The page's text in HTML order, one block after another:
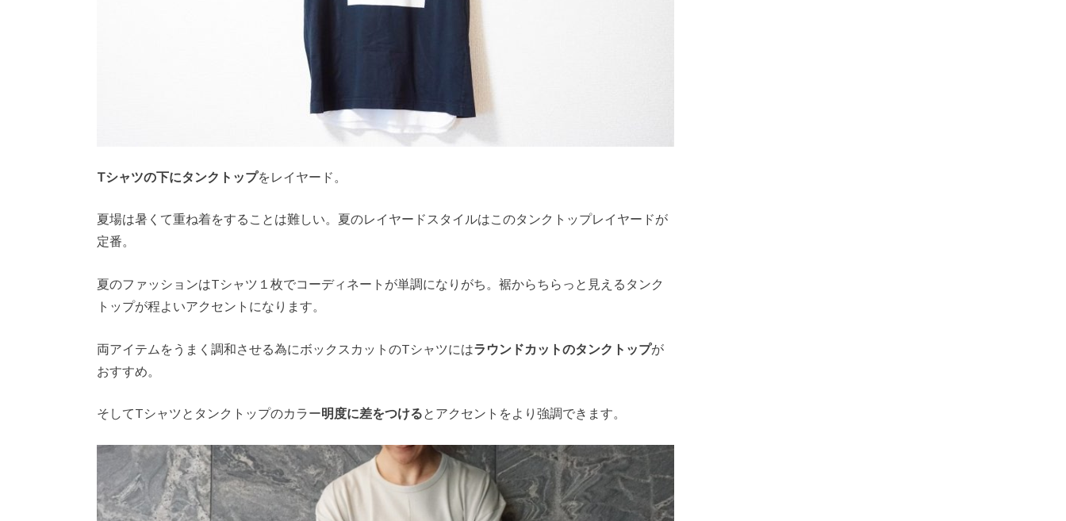
Tシャツの下にタンクトップをレイヤード。
夏場は暑くて重ね着をすることは難しい。夏のレイヤードスタイルはこのタンクトップレイヤードが
定番。
夏のファッションはTシャツ１枚でコーディネートが単調になりがち。裾からちらっと見えるタンク
トップが程よいアクセントになります。
両アイテムをうまく調和させる為にボックスカットのTシャツにはラウンドカットのタンクトップが
おすすめ。
そしてTシャツとタンクトップのカラー明度に差をつけるとアクセントをより強調できます。